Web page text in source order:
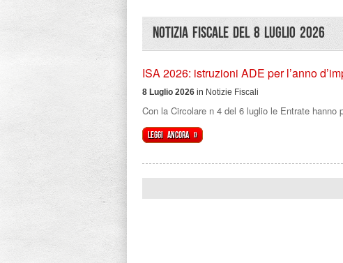
Notizia Fiscale del 8 Luglio 2026
ISA 2026: istruzioni ADE per l’anno
8 Luglio 2026 in Notizie Fiscali
Con la Circolare n 4 del 6 luglio le Entrate
Leggi ancora »